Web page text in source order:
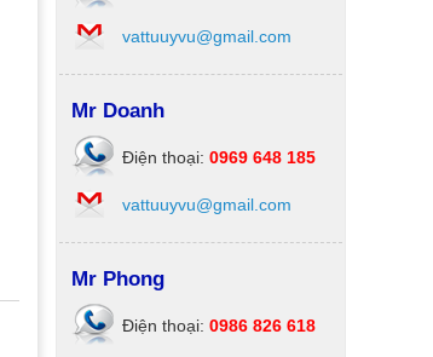
vattuuyvu@gmail.com
Mr Doanh
Điện thoại: 0969 648 185
vattuuyvu@gmail.com
Mr Phong
Điện thoại: 0986 826 618